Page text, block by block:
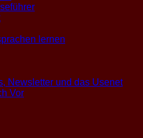
lernen
Newsletter und das Usenet
Vor